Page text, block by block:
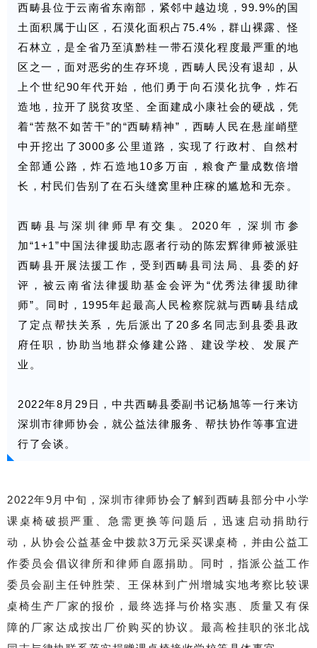
西畴县位于云南省东南部，紧邻中越边境，99.9%的国
土面积属于山区，石漠化面积占75.4%，群山裸露、怪
石林立，是全省乃至滇黔桂一带石漠化程度最严重的地
区之一，面对恶劣的生存环境，西畴人民没有退却，从
上个世纪90年代开始，他们勇于向石漠化抗争，炸石
造地，拉开了脱贫攻坚、全面建成小康社会的硬战，凭
着“苦熬不如苦干”的“西畴精神”，西畴人民在悬崖峭壁
中开挖出了3000多公里道路，实现了行政村、自然村
全部通公路，炸石造地10多万亩，粮食产量成数倍增
长，村民们告别了在石头缝窝里种庄稼的尴尬和无奈。
西畴县与深圳律师早有交集。2020年，深圳市参
加“1+1”中国法律援助志愿者行动的陈宏辉律师被派驻
西畴县开展法援工作，受到西畴县司法局、县委的好
评，被云南省法律援助基金会评为“优秀法律援助律
师”。同时，1995年起最高人民检察院就与西畴县结成
了定点帮扶关系，先后派出了20多名同志到县委县政
府任职，协助当地群众修建公路、建设学校、发展产
业。
2022年8月29日，中共西畴县委副书记杨旭等一行来访
深圳市律师协会，就公益法律服务、帮扶协作等事宜进
行了会谈。
2022年9月中旬，深圳市律师协会了解到西畴县部分中小学
课桌椅破损严重、急需更换等问题后，迅速启动捐助行
动，从协会公益基金中拨款3万元采买课桌椅，并由公益工
作委员会倡议律所和律师自愿捐助。同时，指派公益工作
委员会副主任钟胜荣、王保林到广州增城实地考察比较课
桌椅生产厂家的报价，最终选择与价格实惠、质量又有保
障的厂家达成按出厂价购买的协议。最高检挂职的张北战